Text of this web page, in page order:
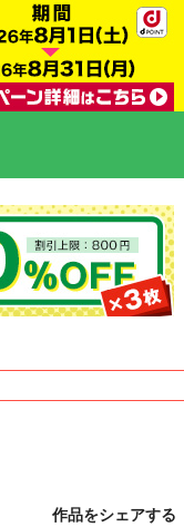
作品をシェアする